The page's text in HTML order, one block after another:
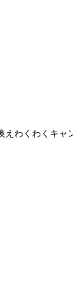
えわくわくキャ